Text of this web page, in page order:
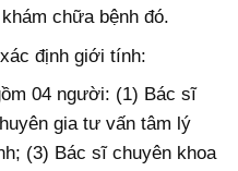
chữa bệnh đó.
định giới tính:
04 người: (1) Bác sĩ
gia tư vấn tâm lý
(3) Bác sĩ chuyên khoa